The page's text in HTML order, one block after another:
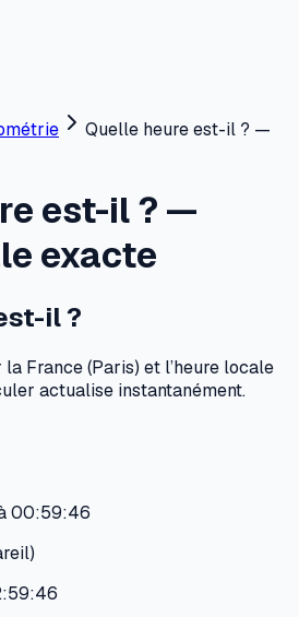
Quelle heure est-il ? —
est-il ? —
exacte
il ?
France (Paris) et l’heure locale
actualise instantanément.
00:59:46